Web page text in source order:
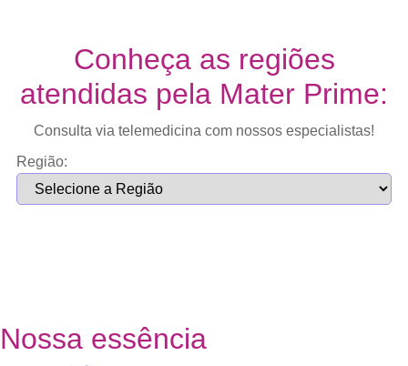
Conheça as regiões
atendidas pela Mater Prime:
Consulta via telemedicina com nossos especialistas!
Região:
Nossa essência